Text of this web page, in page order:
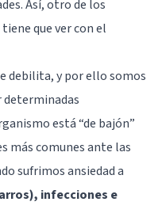
Así, otro de los
que ver con el
debilita, y por ello somos
determinadas
está “de bajón”
más comunes ante las
sufrimos ansiedad a
infecciones e